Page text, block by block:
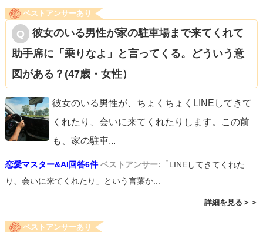
ベストアンサーあり
彼女のいる男性が家の駐車場まで来てくれて
助手席に「乗りなよ」と言ってくる。どういう意
図がある？(47歳・女性）
彼女のいる男性が、ちょくちょくLINEしてきて
くれたり、会いに来てくれたりします。この前
も、家の駐車...
恋愛マスター&AI回答6件 ベストアンサー: 「LINEしてきてくれた
り、会いに来てくれたり」という言葉か...
詳細を見る＞＞
ベストアンサーあり